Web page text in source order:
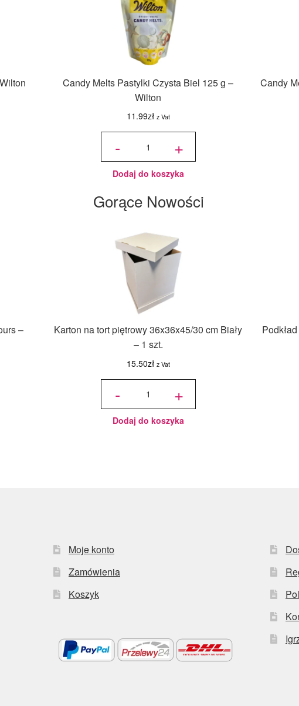
Candy Melts Pastylki Czysta Biel 125 g –
Wilton
11.99zł z Vat
-
ilość
Pastylki
Czysta
125 g -
Wilton
+
Dodaj do koszyka
Candy
Gorące Nowości
–
Karton na tort piętrowy 36x36x45/30 cm Biały
– 1 szt.
15.50zł z Vat
-
ilość Karton
36x36x45/30
cm Biały - 1 +
Dodaj do koszyka
Moje konto
Zamówienia
Koszyk